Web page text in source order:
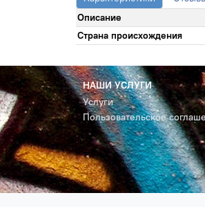
Описание
Страна происхождения
НАШИ УСЛУГИ
Услуги
Пользовательское